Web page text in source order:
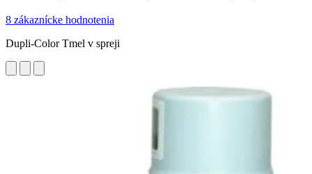
8 zákaznícke hodnotenia
Dupli-Color Tmel v spreji